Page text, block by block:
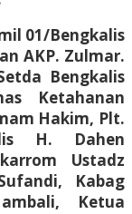
01/Bengkalis
AKP. Zulmar.
Bengkalis
Ketahanan
Hakim, Plt.
H. Dahen
Ustadz
Kabag
Ketua